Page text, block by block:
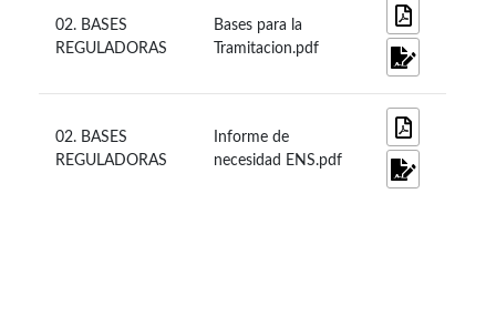
02. BASES
REGULADORAS
Bases para la
Tramitacion.pdf
02. BASES
REGULADORAS
Informe de
necesidad ENS.pdf